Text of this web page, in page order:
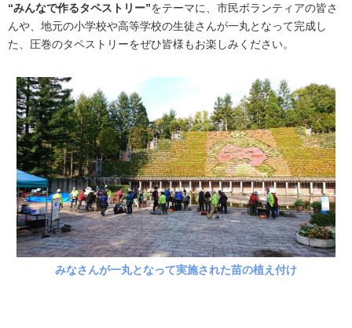
“みんなで作るタペストリー”をテーマに、市民ボランティアの皆さ
んや、地元の小学校や高等学校の生徒さんが一丸となって完成し
た、圧巻のタペストリーをぜひ皆様もお楽しみください。
みなさんが一丸となって実施された苗の植え付け